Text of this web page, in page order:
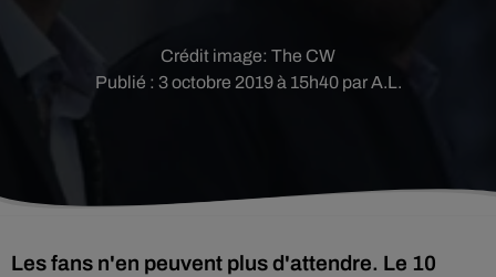
Publié : 3 octobre 2019 à 15h40 par A.L.
Crédit image: The CW
Les fans n'en peuvent plus d'attendre. Le 10